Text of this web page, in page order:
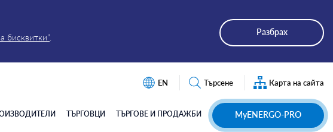
бисквитки”
Разбрах
EN Търсене Карта на сайта
ТЪРГОВЦИ ТЪРГОВЕ И ПРОДАЖБИ MyENERGO-PRO